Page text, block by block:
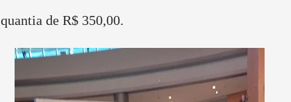
quantia de R$ 350,00.